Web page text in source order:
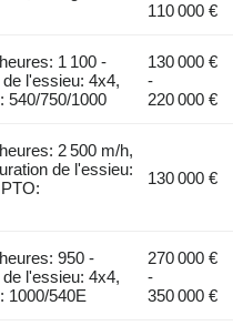
110 000 €
1 100 -
l'essieu: 4x4,
540/750/1000
130 000 €
-
220 000 €
2 500 m/h,
de l'essieu:
130 000 €
950 -
l'essieu: 4x4,
1000/540E
270 000 €
-
350 000 €